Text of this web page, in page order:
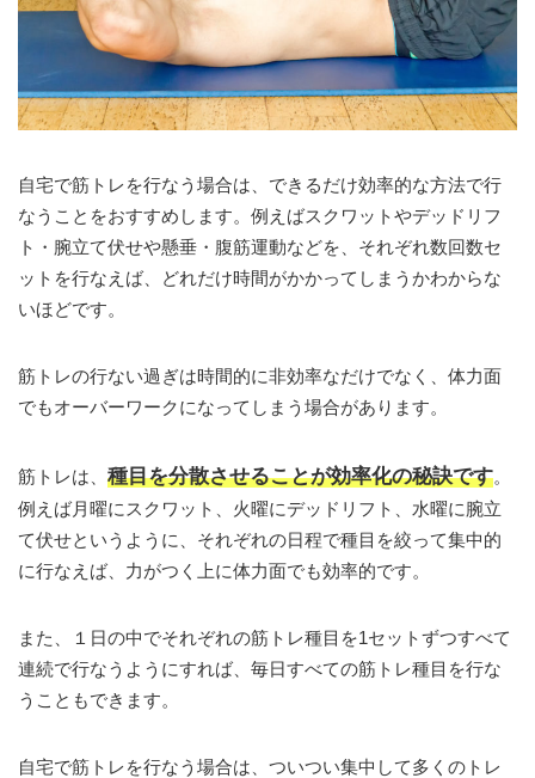
自宅で筋トレを行なう場合は、できるだけ効率的な方法で行
なうことをおすすめします。例えばスクワットやデッドリフ
ト・腕立て伏せや懸垂・腹筋運動などを、それぞれ数回数セ
ットを行なえば、どれだけ時間がかかってしまうかわからな
いほどです。
筋トレの行ない過ぎは時間的に非効率なだけでなく、体力面
でもオーバーワークになってしまう場合があります。
筋トレは、 種目を分散させることが効率化の秘訣です。
例えば月曜にスクワット、火曜にデッドリフト、水曜に腕立
て伏せというように、それぞれの日程で種目を絞って集中的
に行なえば、力がつく上に体力面でも効率的です。
また、１日の中でそれぞれの筋トレ種目を1セットずつすべて
連続で行なうようにすれば、毎日すべての筋トレ種目を行な
うこともできます。
自宅で筋トレを行なう場合は、ついつい集中して多くのトレ